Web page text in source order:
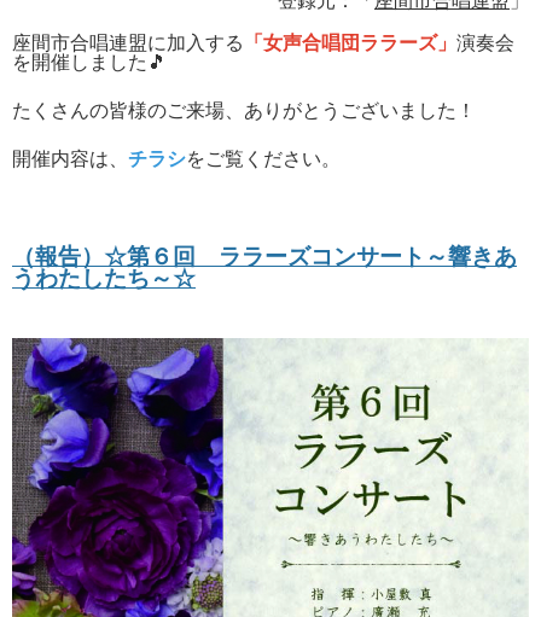
座間市合唱連盟に加入する 「女声合唱団ララーズ」 演奏会
を開催しました🎵
たくさんの皆様のご来場、ありがとうございました！
開催内容は、 チラシをご覧ください。
（報告）☆第６回 ララーズコンサート～響きあ
うわたしたち～☆